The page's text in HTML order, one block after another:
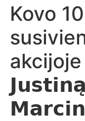
Kovo
𝗝𝘂𝘀𝘁𝗶𝗻𝗮̨